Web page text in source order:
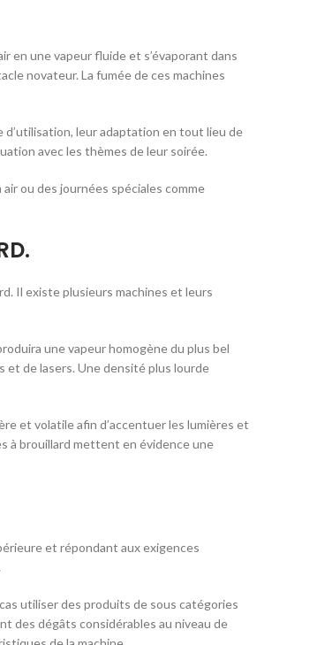
en une vapeur fluide et s’évaporant dans
novateur. La fumée de ces machines
leur adaptation en tout lieu de
avec les thèmes de leur soirée.
ou des journées spéciales comme
Il existe plusieurs machines et leurs
une vapeur homogène du plus bel
de lasers. Une densité plus lourde
et volatile afin d’accentuer les lumières et
à brouillard mettent en évidence une
et répondant aux exigences
utiliser des produits de sous catégories
des dégâts considérables au niveau de